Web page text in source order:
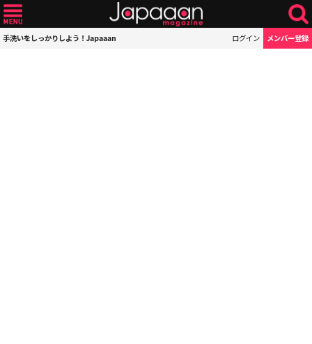
手洗いをしっかりしよう！Japaaan ログイン メンバー登録